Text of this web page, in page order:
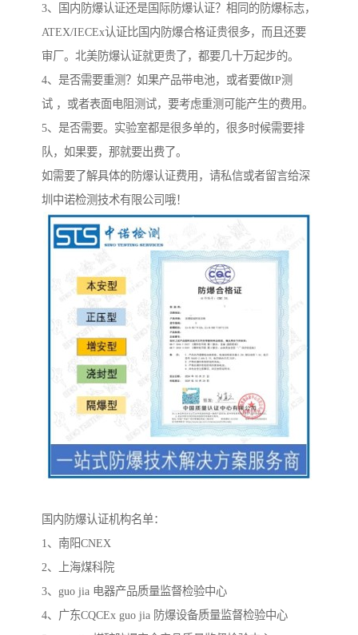
3、国内防爆认证还是国际防爆认证？相同的防爆标志，
ATEX/IECEx认证比国内防爆合格证贵很多，而且还要
审厂。北美防爆认证就更贵了，都要几十万起步的。
4、是否需要重测？如果产品带电池，或者要做IP测
试 ，或者表面电阻测试，要考虑重测可能产生的费用。
5、是否需要。实验室都是很多单的，很多时候需要排
队，如果要，那就要出费了。
如需要了解具体的防爆认证费用，请私信或者留言给深
圳中诺检测技术有限公司哦！
国内防爆认证机构名单：
1、南阳CNEX
2、上海煤科院
3、guo jia 电器产品质量监督检验中心
4、广东CQCEx guo jia 防爆设备质量监督检验中心